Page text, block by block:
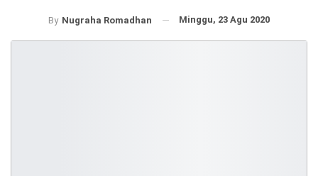
By Nugraha Romadhan Minggu, 23 Agu 2020